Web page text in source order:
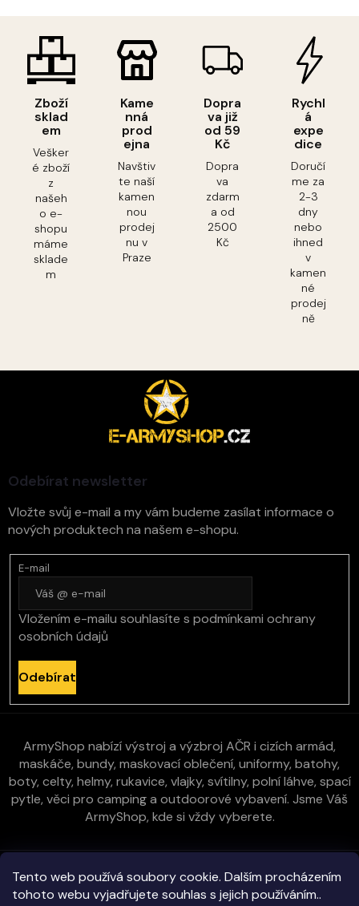
Tento web používá soubory cookie. Dalším procházením
tohoto webu vyjadřujete souhlas s jejich používáním..
Zboží
sklad
em
Vešker
é zboží
z
našeh
o e-
shopu
máme
sklade
m
Kame
nná
prod
ejna
Navštiv
te naší
kamen
nou
prodej
nu v
Praze
Dopra
va již
od 59
Kč
Dopra
va
zdarm
a od
2500
Kč
Rychl
á
expe
dice
Doručí
me za
2-3
dny
nebo
ihned
v
kamen
né
prodej
ně
Odebírat newsletter
Vložte svůj e-mail a my vám budeme zasílat informace o
nových produktech na našem e-shopu.
E-mail
Vložením e-mailu souhlasíte s podmínkami ochrany
osobních údajů
Odebírat
ArmyShop nabízí výstroj a výzbroj AČR i cizích armád,
maskáče, bundy, maskovací oblečení, uniformy, batohy,
boty, celty, helmy, rukavice, vlajky, svítilny, polní láhve, spací
pytle, věci pro camping a outdoorové vybavení. Jsme Váš
ArmyShop, kde si vždy vyberete.
Zákaznická péče